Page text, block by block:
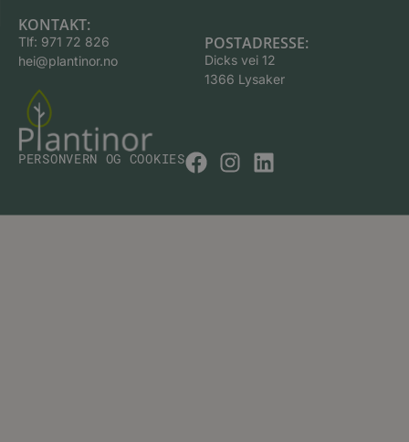
KONTAKT:
Tlf: 971 72 826
hei@plantinor.no
POSTADRESSE:
Dicks vei 12
1366 Lysaker
PERSONVERN OG COOKIES